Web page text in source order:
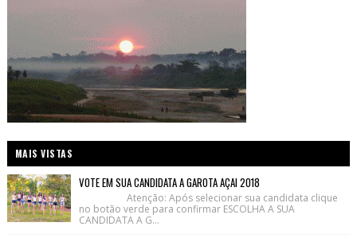
MAIS VISTAS
VOTE EM SUA CANDIDATA A GAROTA AÇAI 2018
Atenção: Após selecionar sua candidata clique
no botão verde para confirmar ESCOLHA A SUA
CANDIDATA A G...